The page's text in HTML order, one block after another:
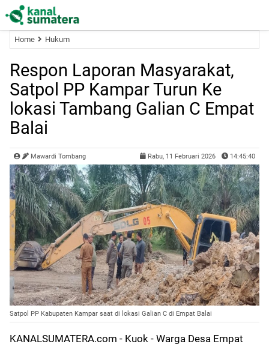
Home Hukum
Respon Laporan Masyarakat,
Satpol PP Kampar Turun Ke
lokasi Tambang Galian C Empat
Balai
Mawardi Tombang Rabu, 11 Februari 2026 14:45:40
Satpol PP Kabupaten Kampar saat di lokasi Galian C di Empat Balai
KANALSUMATERA.com - Kuok - Warga Desa Empat